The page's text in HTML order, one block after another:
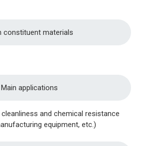
constituent materials
Main applications
and chemical resistance
equipment, etc.)